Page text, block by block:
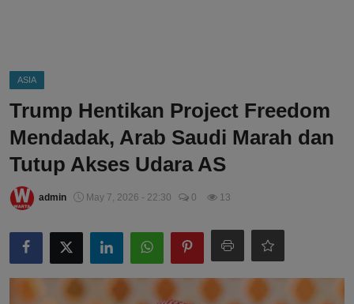
ASIA
Trump Hentikan Project Freedom
Mendadak, Arab Saudi Marah dan
Tutup Akses Udara AS
admin May 7, 2026 - 22:30 0 13